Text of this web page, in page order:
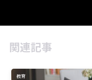
関連記事
教育